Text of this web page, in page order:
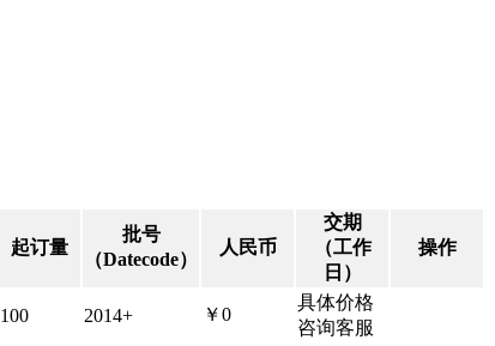
起订量
批号
（Datecode）
人民币
交期
（工作
日）
操作
100 2014+ ￥0
具体价格
咨询客服